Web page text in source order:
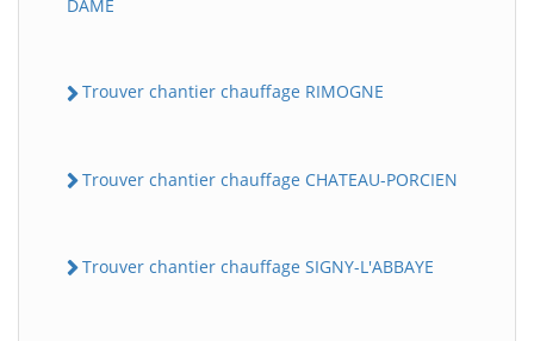
DAME
Trouver chantier chauffage RIMOGNE
Trouver chantier chauffage CHATEAU-PORCIEN
Trouver chantier chauffage SIGNY-L'ABBAYE